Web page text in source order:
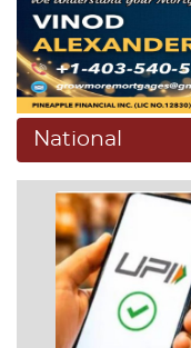
National